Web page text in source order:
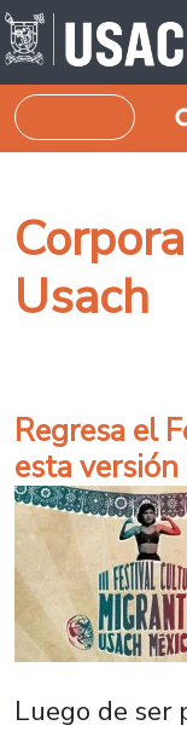
Pasar al contenido
Buscar
Usach
Regresa el
esta
Luego de ser